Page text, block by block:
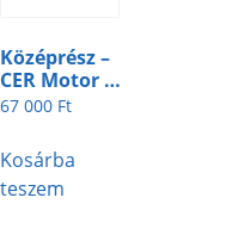
Középrész –
CER Motor –
349-2-2
67 000 Ft
Kosárba
teszem